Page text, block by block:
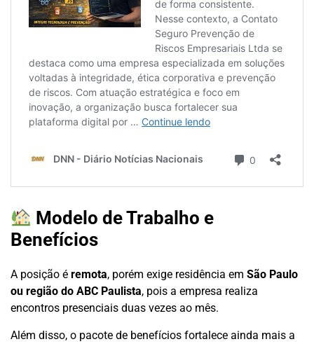
Modelo de Trabalho e
Benefícios
A posição é remota, porém exige residência em São Paulo
ou região do ABC Paulista, pois a empresa realiza
encontros presenciais duas vezes ao mês.
Além disso, o pacote de benefícios fortalece ainda mais a